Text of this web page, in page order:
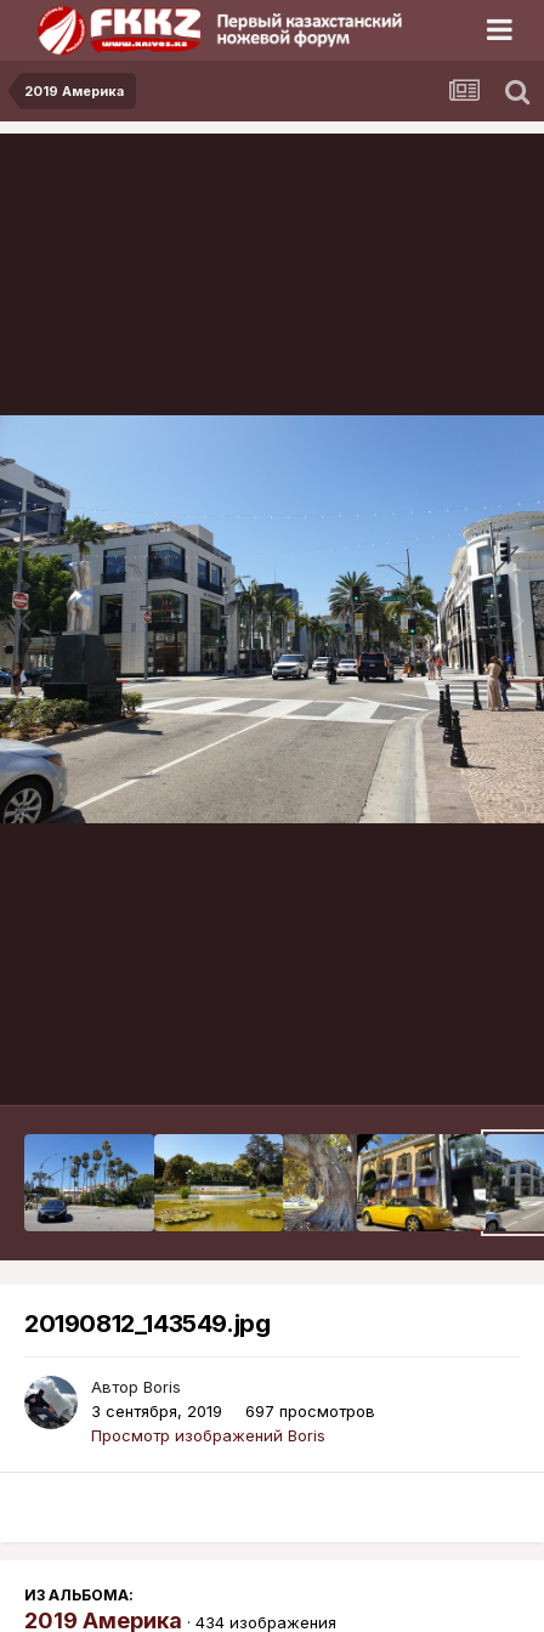
2019 Америка
20190812_143549.jpg
Автор Boris
3 сентября, 2019
697 просмотров
Просмотр изображений Boris
ИЗ АЛЬБОМА:
2019 Америка · 434 изображения